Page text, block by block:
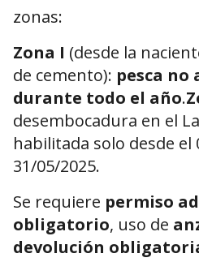
zonas:
Zona I (desde la
de cemento): pesca no
durante todo el año.
desembocadura en el
habilitada solo desde el
31/05/2025.
Se requiere permiso
obligatorio, uso de
devolución